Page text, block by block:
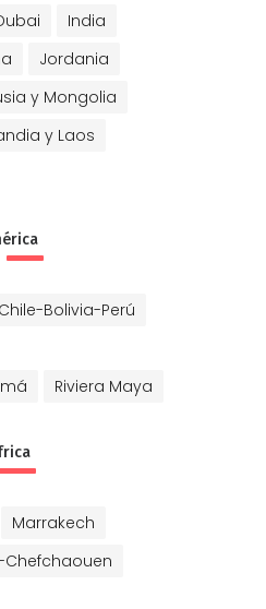
India
Jordania
y Mongolia
y Laos
Chile-Bolivia-Perú
Riviera Maya
Marrakech